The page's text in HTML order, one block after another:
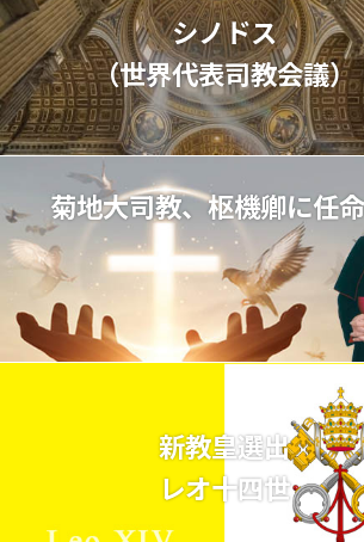
シノドス
（世界代表司教会議）
菊地大司教、枢機卿に任命
新教皇選出
レオ十四世